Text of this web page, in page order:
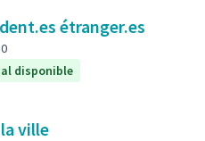
étranger.es
0
disponible
ville